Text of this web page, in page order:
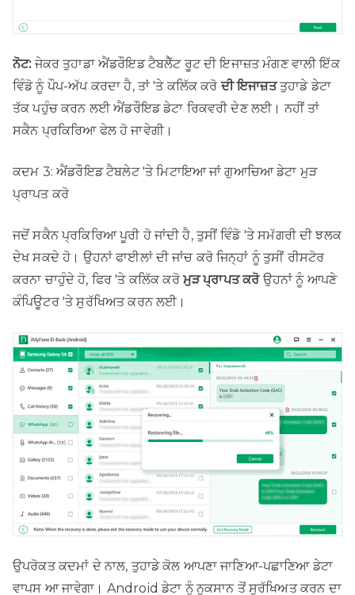
ਨੋਟ:ਜੇਕਰ ਤੁਹਾਡਾ ਐਂਡਰੌਇਡ ਟੈਬਲੈੱਟ ਰੂਟ ਦੀ ਇਜਾਜ਼ਤ ਮੰਗਣ ਵਾਲੀ ਇੱਕ
ਵਿੰਡੋ ਨੂੰ ਪੌਪ-ਅੱਪ ਕਰਦਾ ਹੈ, ਤਾਂ 'ਤੇ ਕਲਿੱਕ ਕਰੋ ਦੀ ਇਜਾਜ਼ਤਤੁਹਾਡੇ ਡੇਟਾ
ਤੱਕ ਪਹੁੰਚ ਕਰਨ ਲਈ ਐਂਡਰੌਇਡ ਡੇਟਾ ਰਿਕਵਰੀ ਦੇਣ ਲਈ। ਨਹੀਂ ਤਾਂ
ਸਕੈਨ ਪ੍ਰਕਿਰਿਆ ਫੇਲ ਹੋ ਜਾਵੇਗੀ।
ਕਦਮ 3: ਐਂਡਰੌਇਡ ਟੈਬਲੇਟ 'ਤੇ ਮਿਟਾਇਆ ਜਾਂ ਗੁਆਚਿਆ ਡੇਟਾ ਮੁੜ
ਪ੍ਰਾਪਤ ਕਰੋ
ਜਦੋਂ ਸਕੈਨ ਪ੍ਰਕਿਰਿਆ ਪੂਰੀ ਹੋ ਜਾਂਦੀ ਹੈ, ਤੁਸੀਂ ਵਿੰਡੋ 'ਤੇ ਸਮੱਗਰੀ ਦੀ ਝਲਕ
ਦੇਖ ਸਕਦੇ ਹੋ। ਉਹਨਾਂ ਫਾਈਲਾਂ ਦੀ ਜਾਂਚ ਕਰੋ ਜਿਨ੍ਹਾਂ ਨੂੰ ਤੁਸੀਂ ਰੀਸਟੋਰ
ਕਰਨਾ ਚਾਹੁੰਦੇ ਹੋ, ਫਿਰ 'ਤੇ ਕਲਿੱਕ ਕਰੋ ਮੁੜ ਪ੍ਰਾਪਤ ਕਰੋਉਹਨਾਂ ਨੂੰ ਆਪਣੇ
ਕੰਪਿਊਟਰ 'ਤੇ ਸੁਰੱਖਿਅਤ ਕਰਨ ਲਈ।
ਉਪਰੋਕਤ ਕਦਮਾਂ ਦੇ ਨਾਲ, ਤੁਹਾਡੇ ਕੋਲ ਆਪਣਾ ਜਾਣਿਆ-ਪਛਾਣਿਆ ਡੇਟਾ
ਵਾਪਸ ਆ ਜਾਵੇਗਾ। Android ਡੇਟਾ ਨੂੰ ਨੁਕਸਾਨ ਤੋਂ ਸੁਰੱਖਿਅਤ ਕਰਨ ਦਾ